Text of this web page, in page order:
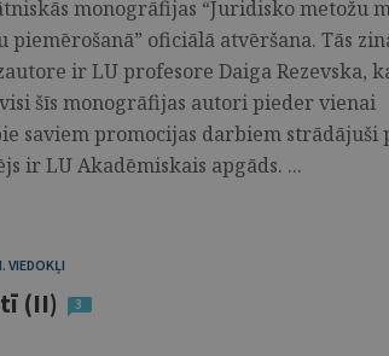
monogrāfijas “Juridisko metožu
oficiālā atvēršana. Tās
ir LU profesore Daiga Rezevska,
šīs monogrāfijas autori pieder vienai
saviem promocijas darbiem strādājuši
ir LU Akadēmiskais apgāds. ...
VIEDOKĻI
(II)
3